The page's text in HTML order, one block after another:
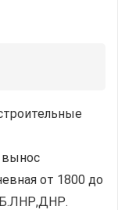
вынос
от 1800 до